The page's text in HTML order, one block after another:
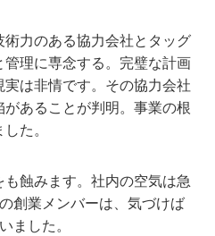
力のある協力会社とタッグ
理に専念する。完璧な計画
は非情です。その協力会社
あることが判明。事業の根
た。
蝕みます。社内の空気は急
創業メンバーは、気づけば
ました。